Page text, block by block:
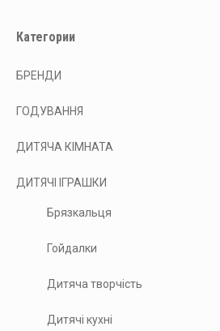
Категории
БРЕНДИ
ГОДУВАННЯ
ДИТЯЧА КІМНАТА
ДИТЯЧІ ІГРАШКИ
Брязкальця
Гойдалки
Дитяча творчість
Дитячі кухні